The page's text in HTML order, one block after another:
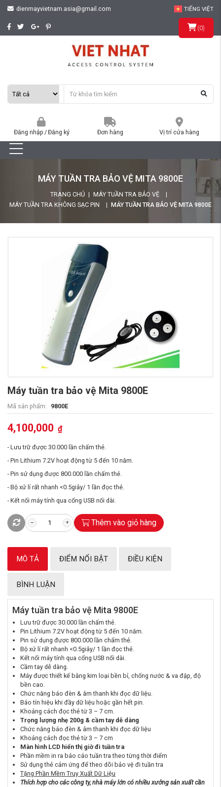
dienmayvietnam.asia@gmail.com TIẾNG VIỆT
(0)
Đăng nhập /Đăng ký Đơn hàng Vị trí cửa hàng
MÁY TUẦN TRA BẢO VỆ MITA 9800E
TRANG CHỦ
MÁY TUẦN TRA BẢO VỆ
MÁY TUẦN TRA KHÔNG SẠC PIN
MÁY TUẦN TRA BẢO VỆ MITA 9800E
Máy tuần tra bảo vệ Mita 9800E
Mã sản phẩm: 9800E
4,100,000 ₫
- Lưu trữ được 30.000 lần chấm thẻ.
- Pin Lithium 7.2V hoạt động từ 5 đến 10 năm.
- Pin sử dụng được 800.000 lần chấm thẻ.
- Bộ xử lí rất nhanh <0.5giây/ 1 lần đọc thẻ.
- Kết nối máy tính qua cổng USB nối dài.
Thêm vào giỏ hàng
MÔ TẢ ĐIỂM NỔI BẬT ĐIỀU KIỆN
BÌNH LUẬN
Máy tuần tra bảo vệ Mita 9800E
Lưu trữ được 30.000 lần chấm thẻ.
Pin Lithium 7.2V hoạt động từ 5 đến 10 năm.
Pin sử dụng được 800.000 lần chấm thẻ.
Bộ xử lí rất nhanh <0.5giây/ 1 lần đọc thẻ.
Kết nối máy tính qua cổng USB nối dài.
Cầm tay dễ dàng.
Máy được thiết kế bằng kim loại bền bỉ, chống nước & va đập, độ
bền cao.
Chức năng báo đèn & âm thanh khi đọc dữ liệu.
Báo tín hiệu khi đầy dữ liệu hoặc gần hết pin.
Khoảng cách đọc thẻ từ 3 – 7 cm.
Trọng lượng nhẹ 200g & cầm tay dễ dàng
Chức năng báo đèn & âm thanh khi đọc dữ liệu
Khoảng cách đọc thẻ từ 3 – 7 cm
Màn hình LCD hiển thị giờ đi tuần tra
Phần mềm in ra báo cáo tuần tra theo từng thời điểm
Sử dụng thẻ cảm ứng để theo dõi bảo vệ đi tuần tra
Tặng Phần Mềm Truy Xuất Dữ Liệu
Thích hợp cho các công ty, nhà máy lớn có nhiều xưởng sản xuất cần